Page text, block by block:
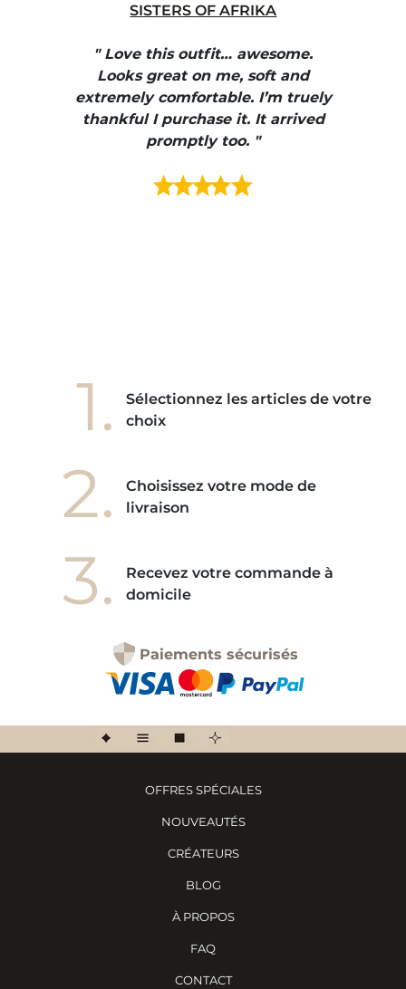
SISTERS OF AFRIKA
" Love this outfit… awesome.
Looks great on me, soft and
extremely comfortable. I’m truely
thankful I purchase it. It arrived
promptly too. "
1.
Sélectionnez les articles de votre
choix
2.
Choisissez votre mode de
livraison
3.
Recevez votre commande à
domicile
Paiements sécurisés
OFFRES SPÉCIALES
NOUVEAUTÉS
CRÉATEURS
BLOG
À PROPOS
FAQ
CONTACT